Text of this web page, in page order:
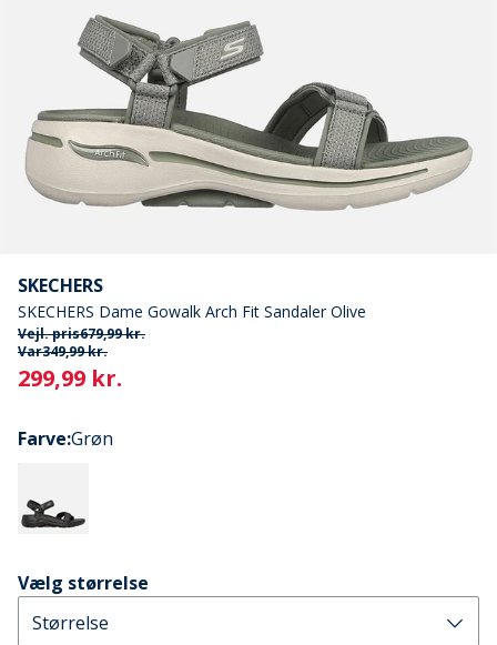
SKECHERS
SKECHERS Dame Gowalk Arch Fit Sandaler Olive
Vejl. pris679,99 kr.
Var349,99 kr.
Current
299,99 kr.
Farve:Grøn
Vælg størrelse